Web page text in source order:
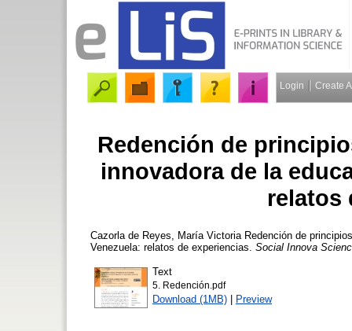
Login Create
Redención de
innovadora de la
relatos
Cazorla de Reyes, María Victoria Redención de
Venezuela: relatos de experiencias. Social Innova
Text
5. Redención.pdf
Download (1MB) | Preview